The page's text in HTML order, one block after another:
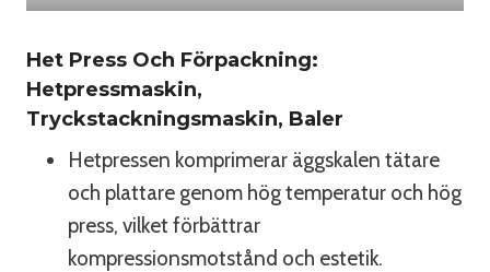
Het Press Och Förpackning:
Hetpressmaskin,
Tryckstackningsmaskin, Baler
Hetpressen komprimerar äggskalen tätare
och plattare genom hög temperatur och hög
press, vilket förbättrar
kompressionsmotstånd och estetik.